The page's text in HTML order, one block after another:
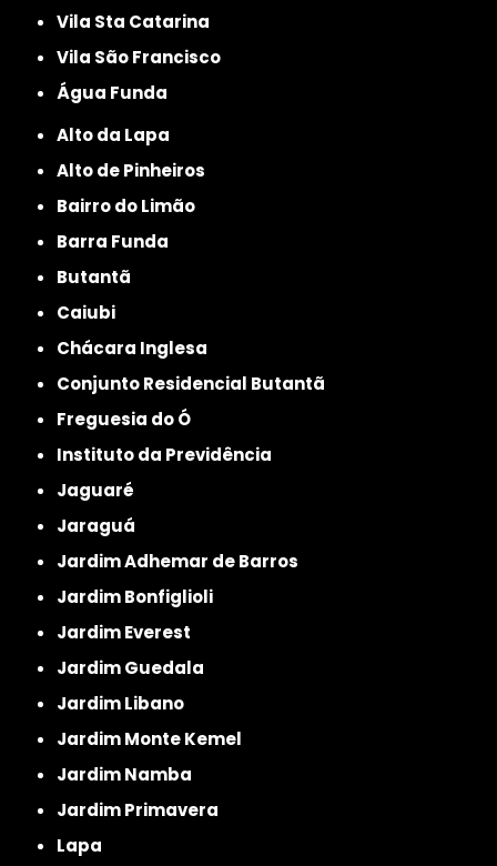
Vila Sta Catarina
Vila São Francisco
Água Funda
Alto da Lapa
Alto de Pinheiros
Bairro do Limão
Barra Funda
Butantã
Caiubi
Chácara Inglesa
Conjunto Residencial Butantã
Freguesia do Ó
Instituto da Previdência
Jaguaré
Jaraguá
Jardim Adhemar de Barros
Jardim Bonfiglioli
Jardim Everest
Jardim Guedala
Jardim Libano
Jardim Monte Kemel
Jardim Namba
Jardim Primavera
Lapa